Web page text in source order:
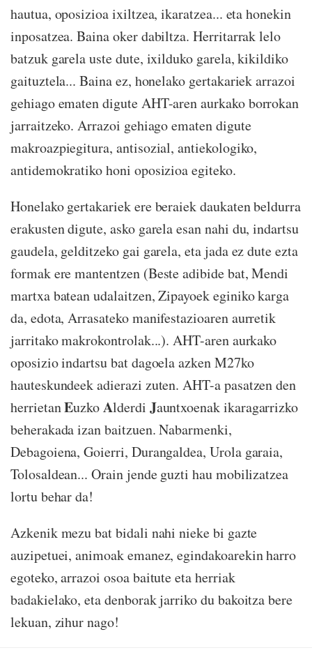
hautua, oposizioa ixiltzea, ikaratzea... eta honekin
inposatzea. Baina oker dabiltza. Herritarrak lelo
batzuk garela uste dute, ixilduko garela, kikildiko
gaituztela... Baina ez, honelako gertakariek arrazoi
gehiago ematen digute AHT-aren aurkako borrokan
jarraitzeko. Arrazoi gehiago ematen digute
makroazpiegitura, antisozial, antiekologiko,
antidemokratiko honi oposizioa egiteko.
Honelako gertakariek ere beraiek daukaten beldurra
erakusten digute, asko garela esan nahi du, indartsu
gaudela, gelditzeko gai garela, eta jada ez dute ezta
formak ere mantentzen (Beste adibide bat, Mendi
martxa batean udalaitzen, Zipayoek eginiko karga
da, edota, Arrasateko manifestazioaren aurretik
jarritako makrokontrolak...). AHT-aren aurkako
oposizio indartsu bat dagoela azken M27ko
hauteskundeek adierazi zuten. AHT-a pasatzen den
herrietanEuzkoAlderdi Jauntxoenak ikaragarrizko
beherakada izan baitzuen. Nabarmenki,
Debagoiena, Goierri, Durangaldea, Urola garaia,
Tolosaldean... Orain jende guzti hau mobilizatzea
lortu behar da!
Azkenik mezu bat bidali nahi nieke bi gazte
auzipetuei, animoak emanez, egindakoarekin harro
egoteko, arrazoi osoa baitute eta herriak
badakielako, eta denborak jarriko du bakoitza bere
lekuan, zihur nago!